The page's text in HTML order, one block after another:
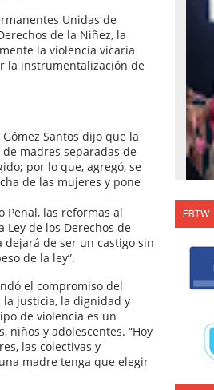
Unidas de
de la Niñez, la
la violencia vicaria
la instrumentalización de
Santos dijo que la
madres separadas de
por lo que, agregó, se
de las mujeres y pone
Penal, las reformas al
de los Derechos de
dejará de ser un castigo sin
de la ley”.
el compromiso del
la justicia, la dignidad y
de violencia es un
y adolescentes. “Hoy
las colectivas y
madre tenga que elegir
en
Jun
- El
FBTW